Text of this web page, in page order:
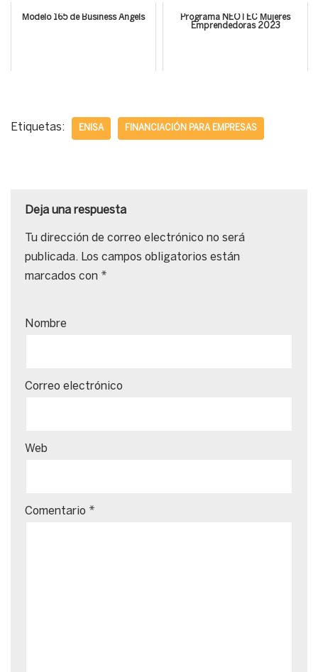
Modelo 165 de Business Angels
Programa NEOTEC Mujeres
Emprendedoras 2023
Etiquetas: ENISA FINANCIACIÓN PARA EMPRESAS
Deja una respuesta
Tu dirección de correo electrónico no será
publicada. Los campos obligatorios están
marcados con *
Nombre
Correo electrónico
Web
Comentario *